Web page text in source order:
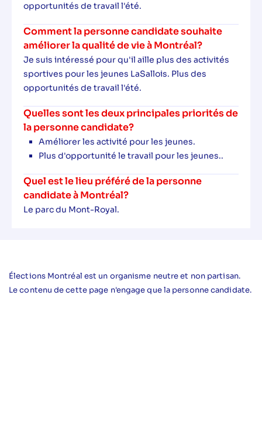
opportunités de travail l'été.
Comment la personne candidate souhaite
améliorer la qualité de vie à Montréal?
Je suis intéressé pour qu'il aille plus des activités
sportives pour les jeunes LaSallois. Plus des
opportunités de travail l'été.
Quelles sont les deux principales priorités de
la personne candidate?
Améliorer les activité pour les jeunes.
Plus d'opportunité le travail pour les jeunes..
Quel est le lieu préféré de la personne
candidate à Montréal?
Le parc du Mont-Royal.
Élections Montréal est un organisme neutre et non partisan.
Le contenu de cette page n'engage que la personne candidate.